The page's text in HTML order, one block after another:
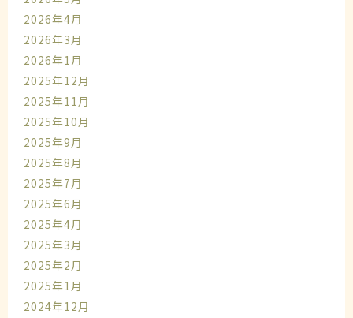
2026年4月
2026年3月
2026年1月
2025年12月
2025年11月
2025年10月
2025年9月
2025年8月
2025年7月
2025年6月
2025年4月
2025年3月
2025年2月
2025年1月
2024年12月